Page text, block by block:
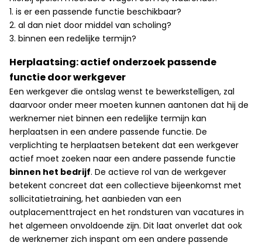
1. is er een passende functie beschikbaar?
2. al dan niet door middel van scholing?
3. binnen een redelijke termijn?
Herplaatsing: actief onderzoek passende
functie door werkgever
Een werkgever die ontslag wenst te bewerkstelligen, zal
daarvoor onder meer moeten kunnen aantonen dat hij de
werknemer niet binnen een redelijke termijn kan
herplaatsen in een andere passende functie. De
verplichting te herplaatsen betekent dat een werkgever
actief moet zoeken naar een andere passende functie
binnen het bedrijf. De actieve rol van de werkgever
betekent concreet dat een collectieve bijeenkomst met
sollicitatietraining, het aanbieden van een
outplacementtraject en het rondsturen van vacatures in
het algemeen onvoldoende zijn. Dit laat onverlet dat ook
de werknemer zich inspant om een andere passende